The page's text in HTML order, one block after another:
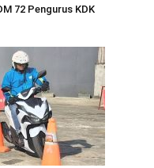
72 Pengurus KDK